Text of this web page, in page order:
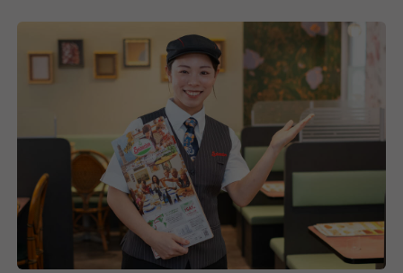
≪こんな方を歓迎します≫
・理念に共感し、会社と共に成長しつづけてくれる方
・接客が好きで、笑顔でお客様対応をできる方
・協調性があり、チームワークを大切にできる方
・コミュニケーション能力に自信のある方